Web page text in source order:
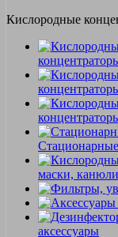
Кислородные
маски,
аксессуары